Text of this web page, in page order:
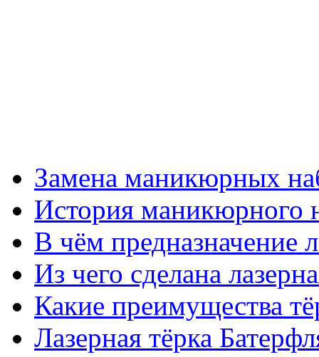
Замена маникюрных
История маникюрного
В чём предназначение
Из чего сделана
Какие преимущества
Лазерная тёрка